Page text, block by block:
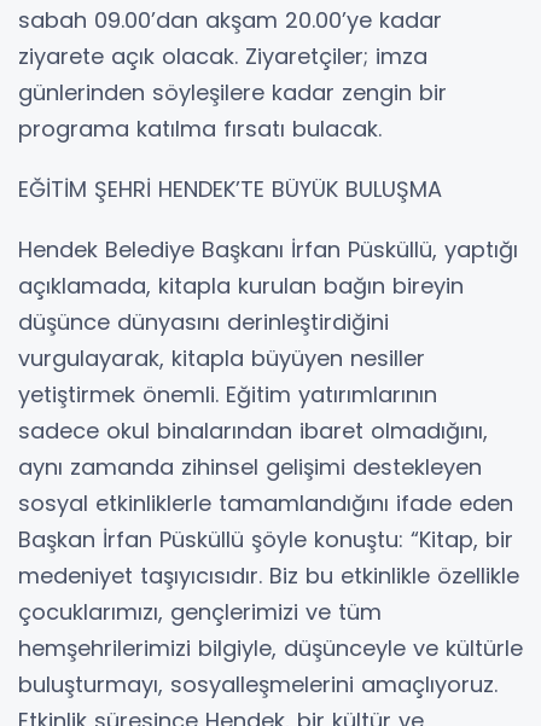
sabah 09.00’dan akşam 20.00’ye kadar
ziyarete açık olacak. Ziyaretçiler; imza
günlerinden söyleşilere kadar zengin bir
programa katılma fırsatı bulacak.
EĞİTİM ŞEHRİ HENDEK’TE BÜYÜK BULUŞMA
Hendek Belediye Başkanı İrfan Püsküllü, yaptığı
açıklamada, kitapla kurulan bağın bireyin
düşünce dünyasını derinleştirdiğini
vurgulayarak, kitapla büyüyen nesiller
yetiştirmek önemli. Eğitim yatırımlarının
sadece okul binalarından ibaret olmadığını,
aynı zamanda zihinsel gelişimi destekleyen
sosyal etkinliklerle tamamlandığını ifade eden
Başkan İrfan Püsküllü şöyle konuştu: “Kitap, bir
medeniyet taşıyıcısıdır. Biz bu etkinlikle özellikle
çocuklarımızı, gençlerimizi ve tüm
hemşehrilerimizi bilgiyle, düşünceyle ve kültürle
buluşturmayı, sosyalleşmelerini amaçlıyoruz.